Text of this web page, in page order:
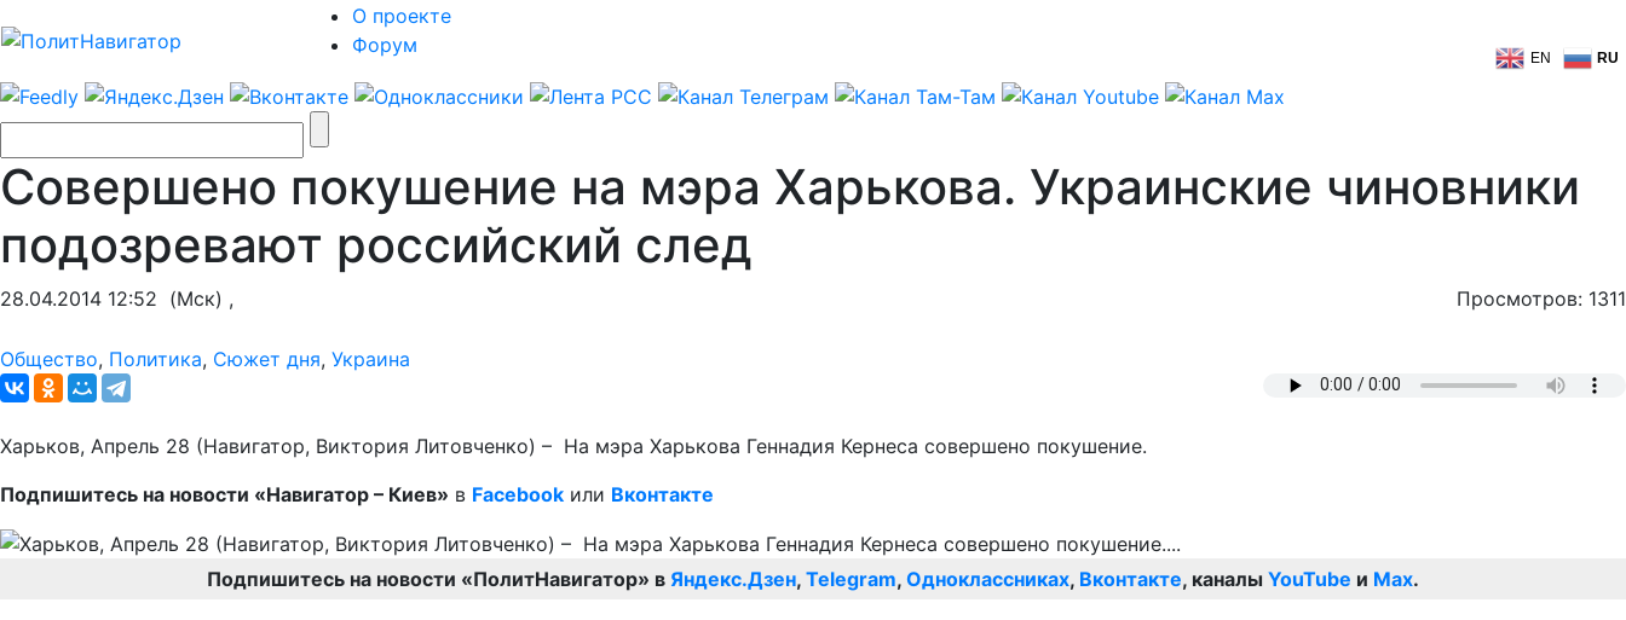
О проекте
Форум
EN RU
Совершено покушение на мэра Харькова. Украинские чиновники
подозревают российский след
28.04.2014 12:52 (Мск) , Просмотров: 1311
Общество, Политика, Сюжет дня, Украина
Харьков, Апрель 28 (Навигатор, Виктория Литовченко) – На мэра Харькова Геннадия Кернеса совершено покушение.
Подпишитесь на новости «Навигатор – Киев» в Facebook или Вконтакте
Подпишитесь на новости «ПолитНавигатор» в Яндекс.Дзен, Telegram, Одноклассниках, Вконтакте, каналы YouTube и Max.